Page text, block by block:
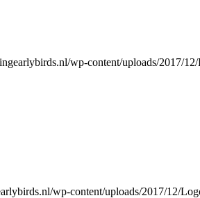
wp-content/uploads/2017/
wp-content/uploads/2017/12/